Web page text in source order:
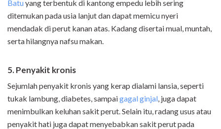
Batuyang terbentuk di kantong empedu lebih sering
ditemukan pada usia lanjut dan dapat memicu nyeri
mendadak di perut kanan atas. Kadang disertai mual, muntah,
serta hilangnya nafsu makan.
5. Penyakit kronis
Sejumlah penyakit kronis yang kerap dialami lansia, seperti
tukak lambung, diabetes, sampaigagal ginjal , juga dapat
menimbulkan keluhan sakit perut. Selain itu, radang usus atau
penyakit hati juga dapat menyebabkan sakit perut pada